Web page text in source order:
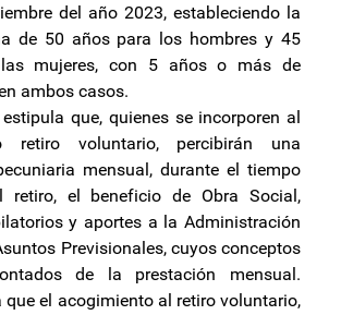
del año 2023, estableciendo la
de 50 años para los hombres y 45
mujeres, con 5 años o más de
ambos casos.
que, quienes se incorporen al
retiro voluntario, percibirán una
mensual, durante el tiempo
retiro, el beneficio de Obra Social,
y aportes a la Administración
Previsionales, cuyos conceptos
de la prestación mensual.
que el acogimiento al retiro voluntario,